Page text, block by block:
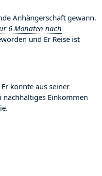
Anhängerschaft gewann.
6 Monaten nach
und Er Reise ist
konnte aus seiner
Einkommen